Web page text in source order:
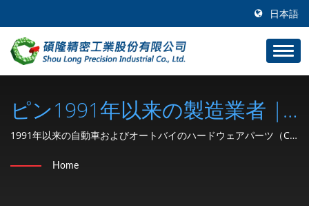
日本語
ピン1991年以来の製造業者 |
SHOU LONG | 車両およびオ
ートバイのハードウェアパー
1991年以来の自動車およびオートバイのハードウェアパーツ（C
スナップリング、ピン）メーカー | SHOU LONG
Home